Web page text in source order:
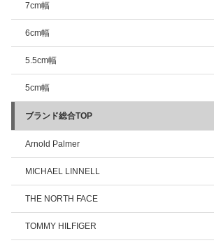
7cm幅
6cm幅
5.5cm幅
5cm幅
ブランド総合TOP
Arnold Palmer
MICHAEL LINNELL
THE NORTH FACE
TOMMY HILFIGER